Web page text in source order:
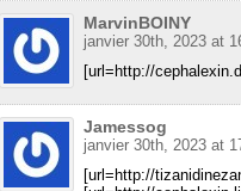
MarvinBOINY
janvier 30th, 2023 at
[url=http://
Jamessog
janvier 30th, 2023 at
[url=http://